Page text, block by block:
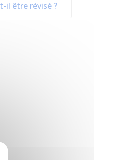
il être révisé ?